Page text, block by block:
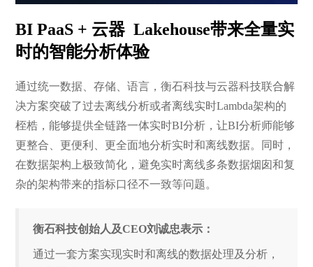
BI PaaS + 云器 Lakehouse带来全量实
时的智能分析体验
通过统一数据、存储、语言，衡石科技与云器科技联合解
决方案突破了过去离线分析或者离线实时Lambda架构的
桎梏，能够提供全链路一体实时BI分析，让BI分析师能够
更整合、更便利、更全面地分析实时和离线数据。同时，
在数据架构上极致简化，避免实时离线多条数据烟囱和复
杂的架构带来的指标口径不一致等问题。
衡石科技创始人及CEO刘诚忠表示：
通过一套方案实现实时和离线的数据处理及分析，